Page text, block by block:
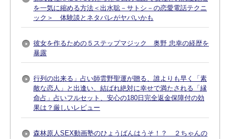
を一気に縮める方法＜出水聡－サトシ－の恋愛電話テクニ
ック＞ 体験談とネタバレがヤバいかも
彼女を作るための５ステップマジック 奥野 忠幸の経歴を
暴露
行列の出来る」占い師雲野聖運が贈る、誰よりも早く「素
敵な恋人」と出逢い、結ばれ絶対に幸せで満たされる「縁
命占」占いフルセット、安心の180日完全返金保障付の効
果は？厳しいレビュー
森林原人SEX動画塾のひょうばんはうそ！？ ２ちゃんの